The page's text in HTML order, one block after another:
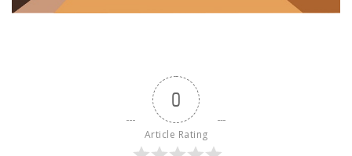
0
Article Rating